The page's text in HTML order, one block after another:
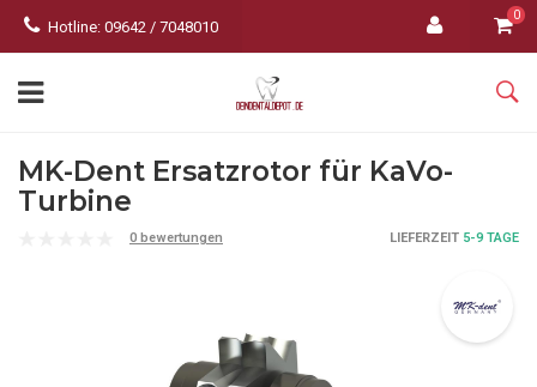
Hotline: 09642 / 7048010
0
MK-Dent Ersatzrotor für KaVo-
Turbine
0 bewertungen LIEFERZEIT 5-9 TAGE